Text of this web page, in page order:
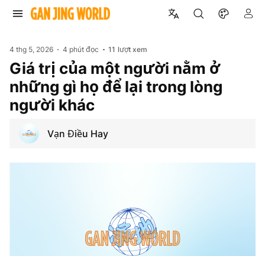
4 thg 5, 2026 4 phút đọc 11 lượt xem
Giá trị của một người nằm ở
những gì họ để lại trong lòng
người khác
Vạn Điều Hay